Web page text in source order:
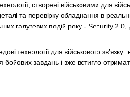
створені військовими для
та перевірку обладнання в
галузевих подій року - Security 2.0,
технології для військового зв’язку:
завдань і вже встигло отримати